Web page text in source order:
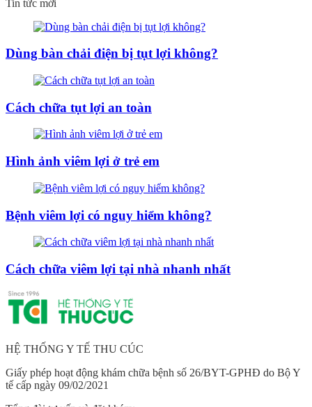
Tin tức mới
Dùng bàn chải điện bị tụt lợi không?
Cách chữa tụt lợi an toàn
Hình ảnh viêm lợi ở trẻ em
Bệnh viêm lợi có nguy hiểm không?
Cách chữa viêm lợi tại nhà nhanh nhất
HỆ THỐNG Y TẾ THU CÚC
Giấy phép hoạt động khám chữa bệnh số 26/BYT-GPHĐ do Bộ Y
tế cấp ngày 09/02/2021